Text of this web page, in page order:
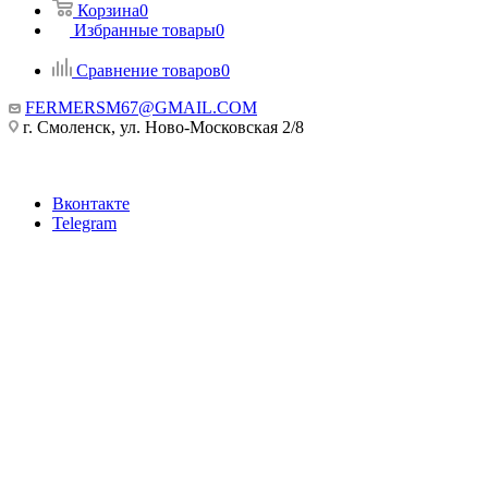
Корзина0
Избранные товары0
Сравнение товаров0
FERMERSM67@GMAIL.COM
г. Смоленск, ул. Ново-Московская 2/8
Вконтакте
Telegram